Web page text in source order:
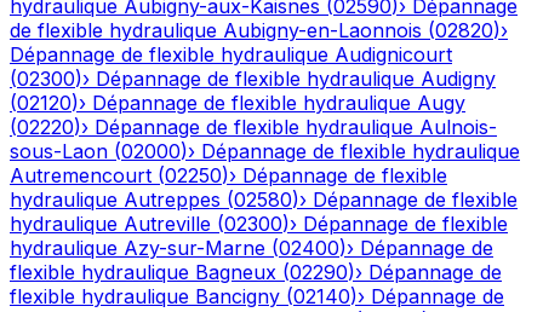
hydraulique Aubigny-aux-Kaisnes (02590)› Dépannage
de flexible hydraulique Aubigny-en-Laonnois (02820)›
Dépannage de flexible hydraulique Audignicourt
(02300)› Dépannage de flexible hydraulique Audigny
(02120)› Dépannage de flexible hydraulique Augy
(02220)› Dépannage de flexible hydraulique Aulnois-
sous-Laon (02000)› Dépannage de flexible hydraulique
Autremencourt (02250)› Dépannage de flexible
hydraulique Autreppes (02580)› Dépannage de flexible
hydraulique Autreville (02300)› Dépannage de flexible
hydraulique Azy-sur-Marne (02400)› Dépannage de
flexible hydraulique Bagneux (02290)› Dépannage de
flexible hydraulique Bancigny (02140)› Dépannage de